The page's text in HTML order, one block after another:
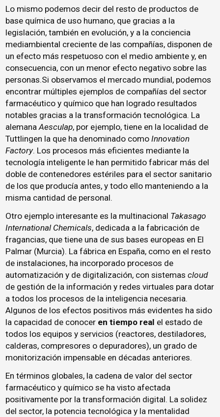
Lo mismo podemos decir del resto de productos de
base química de uso humano, que gracias a la
legislación, también en evolución, y a la conciencia
mediambiental creciente de las compañías, disponen de
un efecto más respetuoso con el medio ambiente y, en
consecuencia, con un menor efecto negativo sobre las
personas.Si observamos el mercado mundial, podemos
encontrar múltiples ejemplos de compañías del sector
farmacéutico y químico que han logrado resultados
notables gracias a la transformación tecnológica. La
alemanaAesculap, por ejemplo, tiene en la localidad de
Tuttlingen la que ha denominado comoInnovation
Factory. Los procesos más eficientes mediante la
tecnología inteligente le han permitido fabricar más del
doble de contenedores estériles para el sector sanitario
de los que producía antes, y todo ello manteniendo a la
misma cantidad de personal.
Otro ejemplo interesante es la multinacional Takasago
International Chemicals, dedicada a la fabricación de
fragancias, que tiene una de sus bases europeas en El
Palmar (Murcia). La fábrica en España, como en el resto
de instalaciones, ha incorporado procesos de
automatización y de digitalización, con sistemascloud
de gestión de la información y redes virtuales para dotar
a todos los procesos de la inteligencia necesaria.
Algunos de los efectos positivos más evidentes ha sido
la capacidad de conocer en tiempo real el estado de
todos los equipos y servicios (reactores, destiladores,
calderas, compresores o depuradores), un grado de
monitorización impensable en décadas anteriores.
En términos globales, la cadena de valor del sector
farmacéutico y químico se ha visto afectada
positivamente por la transformación digital. La solidez
del sector, la potencia tecnológica y la mentalidad